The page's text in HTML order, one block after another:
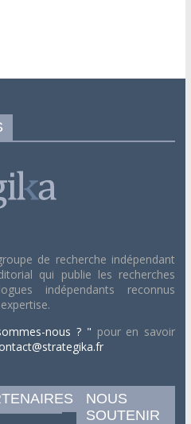
de recherche indépendant
qui publie les recherches
indépendants reconnus
nous ? " pour en savoir
NOUS
SOUTENIR